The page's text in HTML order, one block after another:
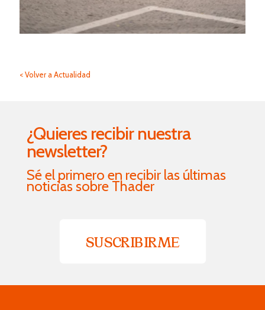
< Volver a Actualidad
¿Quieres recibir nuestra
newsletter?
Sé el primero en recibir las últimas
noticias sobre Thader
SUSCRIBIRME